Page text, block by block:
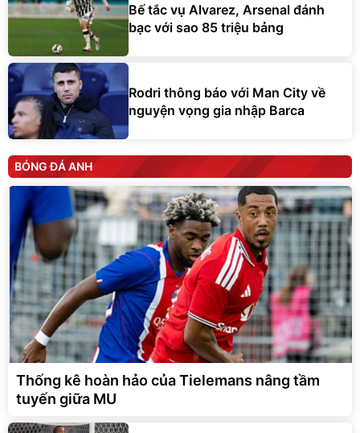
Bế tắc vụ Alvarez, Arsenal đánh
bạc với sao 85 triệu bảng
Rodri thông báo với Man City về
nguyện vọng gia nhập Barca
BÓNG ĐÁ ANH
Thống kê hoàn hảo của Tielemans nâng tầm
tuyến giữa MU